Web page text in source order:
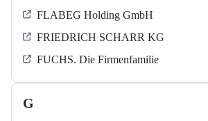
FLABEG Holding GmbH
FRIEDRICH SCHARR KG
FUCHS. Die Firmenfamilie
G